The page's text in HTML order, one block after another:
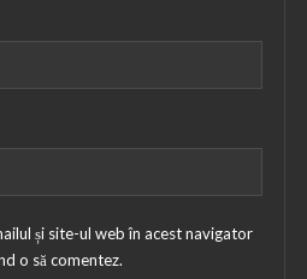
și site-ul web în acest navigator
o să comentez.